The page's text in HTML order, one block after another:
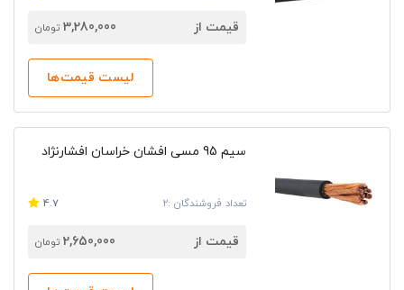
قیمت از 3,280,000 تومان
لیست قیمت‌ها
سیم 95 مسی افشان خراسان افشارنژاد
تعداد فروشندگان :2 4.7
قیمت از 2,650,000 تومان